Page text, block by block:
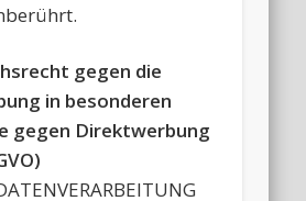
gegen die
in besonderen
gegen Direktwerbung